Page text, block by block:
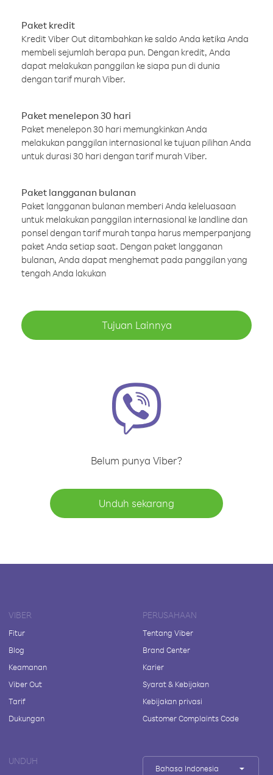
Paket kredit
Kredit Viber Out ditambahkan ke saldo Anda ketika Anda
membeli sejumlah berapa pun. Dengan kredit, Anda
dapat melakukan panggilan ke siapa pun di dunia
dengan tarif murah Viber.
Paket menelepon 30 hari
Paket menelepon 30 hari memungkinkan Anda
melakukan panggilan internasional ke tujuan pilihan Anda
untuk durasi 30 hari dengan tarif murah Viber.
Paket langganan bulanan
Paket langganan bulanan memberi Anda keleluasaan
untuk melakukan panggilan internasional ke landline dan
ponsel dengan tarif murah tanpa harus memperpanjang
paket Anda setiap saat. Dengan paket langganan
bulanan, Anda dapat menghemat pada panggilan yang
tengah Anda lakukan
Tujuan Lainnya
Belum punya Viber?
Unduh sekarang
VIBER
Fitur
Blog
Keamanan
Viber Out
Tarif
Dukungan
PERUSAHAAN
Tentang Viber
Brand Center
Karier
Syarat & Kebijakan
Kebijakan privasi
Customer Complaints Code
UNDUH
Bahasa Indonesia